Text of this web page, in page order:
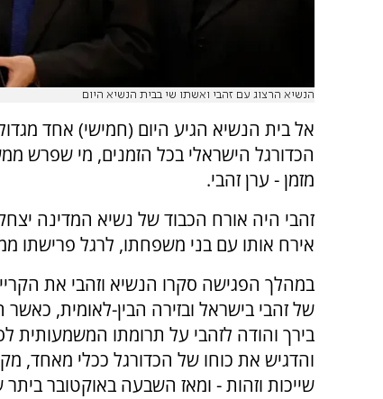
הנשיא הרצוג עם זהבי ואשתו שי בבית הנשיא היום
אל בית הנשיא הגיע היום (חמישי) אחד
הכדורגל הישראלי בכל הזמנים, מי שפרש
מזמן - ערן זהבי.
זהבי היה אורח הכבוד של נשיא המדינה
אירח אותו עם בני משפחתו, לרגל פרישתו
במהלך הפגישה סקרו הנשיא וזהבי את
של זהבי בישראל ובזירה הבין-לאומית,
בירך והודה לזהבי על תרומתו המשמעותית
והדגיש את כוחו של הכדורגל ככלי מאחד,
שייכות וזהות - ומאז השבעה באוקטובר